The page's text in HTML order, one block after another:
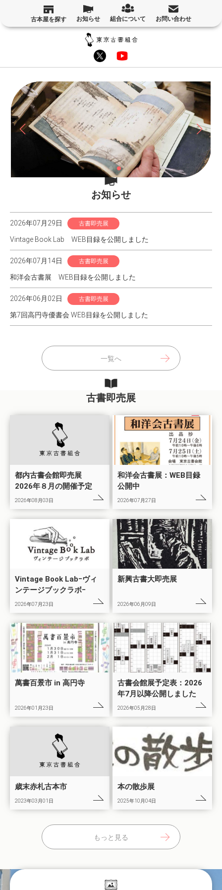
古本屋を探す お知らせ 組合について お問い合わせ
お知らせ
2026年07月29日 古書即売展
Vintage Book Lab WEB目録を公開しました
2026年07月14日 古書即売展
和洋会古書展 WEB目録を公開しました
2026年06月02日 古書即売展
第7回高円寺優書会 WEB目録を公開しました
一覧へ
古書即売展
都内古書会館即売展
2026年８月の開催予定
2026年08月03日
和洋会古書展：WEB目録
公開中
2026年07月27日
Vintage Book Labｰヴィ
ンテージブックラボｰ
2026年07月23日
新興古書大即売展
2026年06月09日
萬書百景市 in 高円寺
2026年01月23日
古書会館展予定表：2026
年7月以降公開しました
2026年05月28日
歳末赤札古本市
2023年03月01日
本の散歩展
2025年10月04日
もっと見る